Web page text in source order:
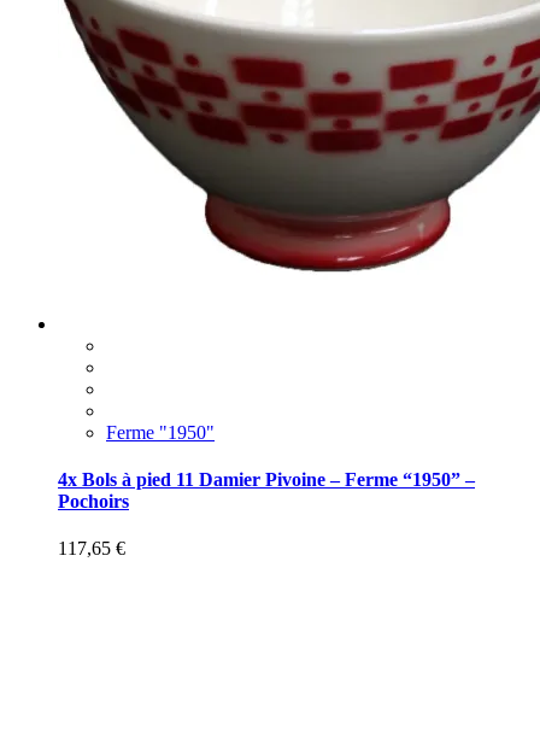
Ferme "1950"
4x Bols à pied 11 Damier Pivoine – Ferme “1950” –
Pochoirs
117,65 €